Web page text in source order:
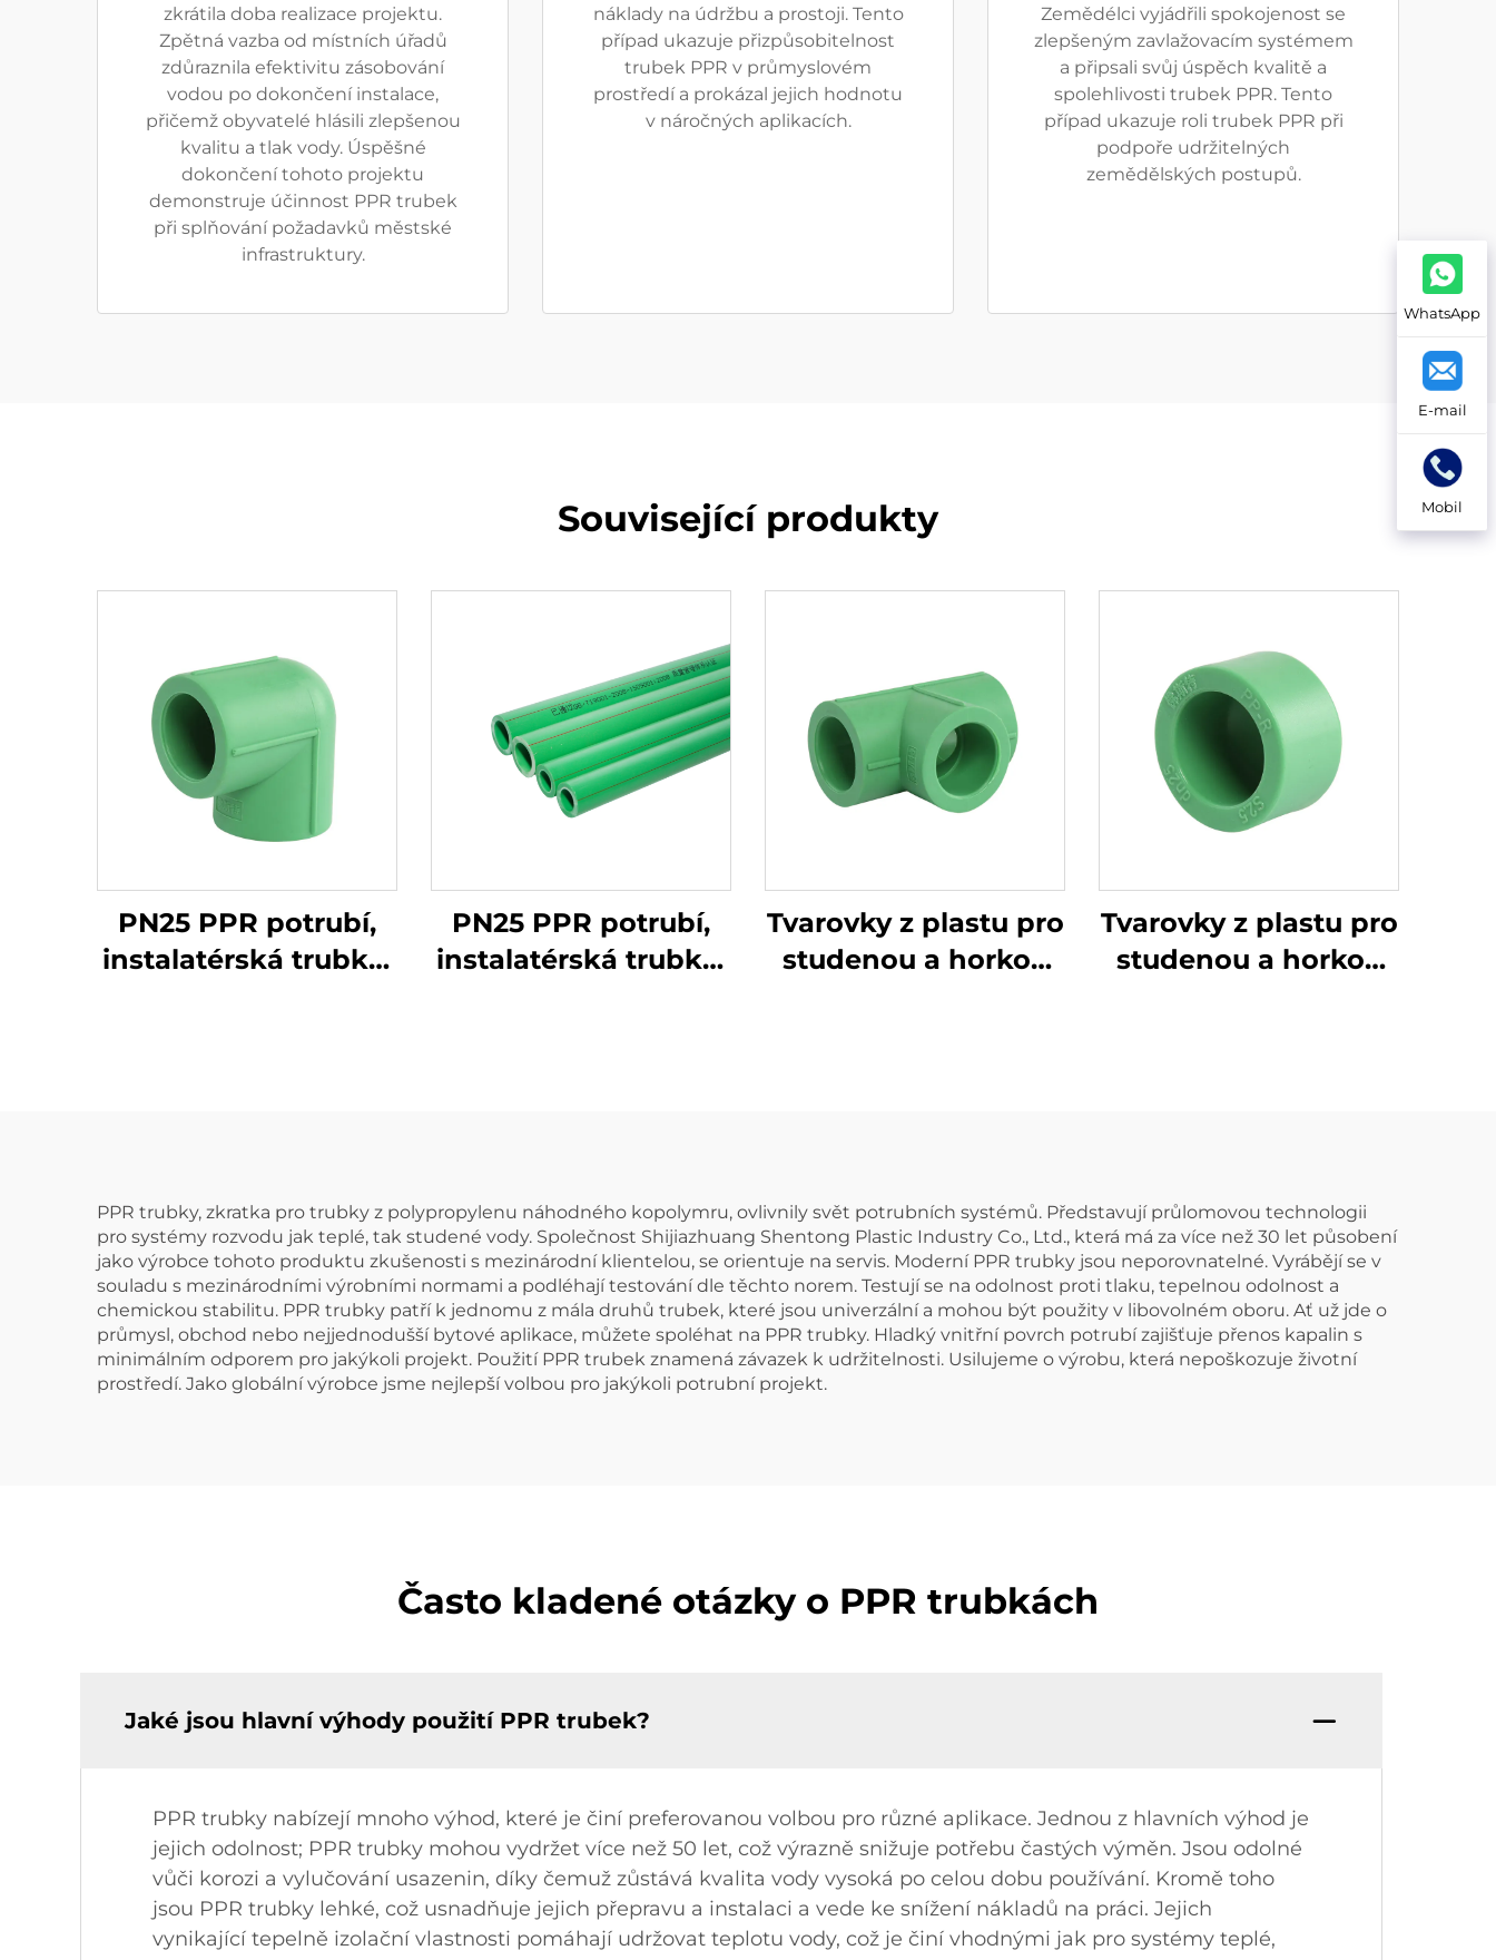
zkrátila doba realizace projektu.
Zpětná vazba od místních úřadů
zdůraznila efektivitu zásobování
vodou po dokončení instalace,
přičemž obyvatelé hlásili zlepšenou
kvalitu a tlak vody. Úspěšné
dokončení tohoto projektu
demonstruje účinnost PPR trubek
při splňování požadavků městské
infrastruktury.
náklady na údržbu a prostoji. Tento
případ ukazuje přizpůsobitelnost
trubek PPR v průmyslovém
prostředí a prokázal jejich hodnotu
v náročných aplikacích.
Zemědélci vyjádřili spokojenost se
zlepšeným zavlažovacím systémem
a připsali svůj úspěch kvalitě a
spolehlivosti trubek PPR. Tento
případ ukazuje roli trubek PPR při
podpoře udržitelných
zemědělských postupů.
Související produkty
PN25 PPR potrubí,
instalatérská trubka,
PN25 PPR potrubí,
instalatérská trubka,
Tvarovky z plastu pro
studenou a horkou
Tvarovky z plastu pro
studenou a horkou
PPR trubky, zkratka pro trubky z polypropylenu náhodného kopolymru, ovlivnily svět potrubních systémů. Představují průlomovou technologii
pro systémy rozvodu jak teplé, tak studené vody. Společnost Shijiazhuang Shentong Plastic Industry Co., Ltd., která má za více než 30 let působení
jako výrobce tohoto produktu zkušenosti s mezinárodní klientelou, se orientuje na servis. Moderní PPR trubky jsou neporovnatelné. Vyrábějí se v
souladu s mezinárodními výrobními normami a podléhají testování dle těchto norem. Testují se na odolnost proti tlaku, tepelnou odolnost a
chemickou stabilitu. PPR trubky patří k jednomu z mála druhů trubek, které jsou univerzální a mohou být použity v libovolném oboru. Ať už jde o
průmysl, obchod nebo nejjednodušší bytové aplikace, můžete spoléhat na PPR trubky. Hladký vnitřní povrch potrubí zajišťuje přenos kapalin s
minimálním odporem pro jakýkoli projekt. Použití PPR trubek znamená závazek k udržitelnosti. Usilujeme o výrobu, která nepoškozuje životní
prostředí. Jako globální výrobce jsme nejlepší volbou pro jakýkoli potrubní projekt.
Často kladené otázky o PPR trubkách
Jaké jsou hlavní výhody použití PPR trubek?
PPR trubky nabízejí mnoho výhod, které je činí preferovanou volbou pro různé aplikace. Jednou z hlavních výhod je
jejich odolnost; PPR trubky mohou vydržet více než 50 let, což výrazně snižuje potřebu častých výměn. Jsou odolné
vůči korozi a vylučování usazenin, díky čemuž zůstává kvalita vody vysoká po celou dobu používání. Kromě toho
jsou PPR trubky lehké, což usnadňuje jejich přepravu a instalaci a vede ke snížení nákladů na práci. Jejich
vynikající tepelně izolační vlastnosti pomáhají udržovat teplotu vody, což je činí vhodnými jak pro systémy teplé,
WhatsApp
E-mail
Mobil